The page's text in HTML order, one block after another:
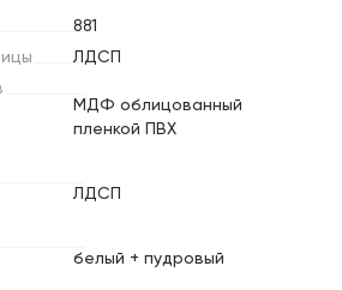
881
ЛДСП
МДФ облицованный
пленкой ПВХ
ЛДСП
белый + пудровый